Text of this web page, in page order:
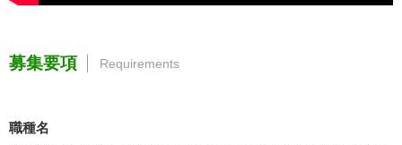
募集要項 Requirements
職種名